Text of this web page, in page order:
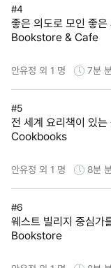
#4
좋은 의도로 모인 좋
Bookstore & Cafe
안유정 외 1 명 7분
#5
전 세계 요리책이 있
Cookbooks
안유정 외 1 명 8분
#6
웨스트 빌리지 중심
Bookstore